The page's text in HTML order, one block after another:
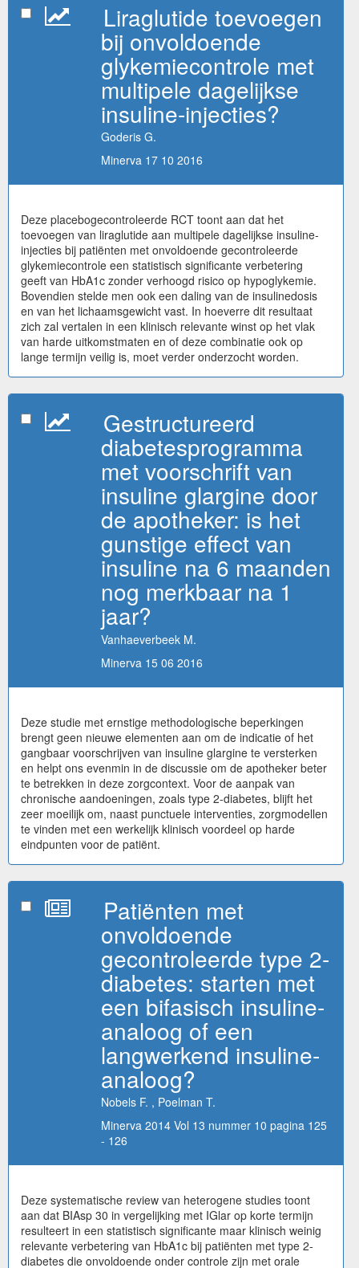
Liraglutide toevoegen
bij onvoldoende
glykemiecontrole met
multipele dagelijkse
insuline-injecties?
Goderis G.
Minerva 17 10 2016
Deze placebogecontroleerde RCT toont aan dat het
toevoegen van liraglutide aan multipele dagelijkse insuline-
injecties bij patiënten met onvoldoende gecontroleerde
glykemiecontrole een statistisch significante verbetering
geeft van HbA1c zonder verhoogd risico op hypoglykemie.
Bovendien stelde men ook een daling van de insulinedosis
en van het lichaamsgewicht vast. In hoeverre dit resultaat
zich zal vertalen in een klinisch relevante winst op het vlak
van harde uitkomstmaten en of deze combinatie ook op
lange termijn veilig is, moet verder onderzocht worden.
Gestructureerd
diabetesprogramma
met voorschrift van
insuline glargine door
de apotheker: is het
gunstige effect van
insuline na 6 maanden
nog merkbaar na 1
jaar?
Vanhaeverbeek M.
Minerva 15 06 2016
Deze studie met ernstige methodologische beperkingen
brengt geen nieuwe elementen aan om de indicatie of het
gangbaar voorschrijven van insuline glargine te versterken
en helpt ons evenmin in de discussie om de apotheker beter
te betrekken in deze zorgcontext. Voor de aanpak van
chronische aandoeningen, zoals type 2-diabetes, blijft het
zeer moeilijk om, naast punctuele interventies, zorgmodellen
te vinden met een werkelijk klinisch voordeel op harde
eindpunten voor de patiënt.
Patiënten met
onvoldoende
gecontroleerde type 2-
diabetes: starten met
een bifasisch insuline-
analoog of een
langwerkend insuline-
analoog?
Nobels F. , Poelman T.
Minerva 2014 Vol 13 nummer 10 pagina 125
- 126
Deze systematische review van heterogene studies toont
aan dat BIAsp 30 in vergelijking met IGlar op korte termijn
resulteert in een statistisch significante maar klinisch weinig
relevante verbetering van HbA1c bij patiënten met type 2-
diabetes die onvoldoende onder controle zijn met orale